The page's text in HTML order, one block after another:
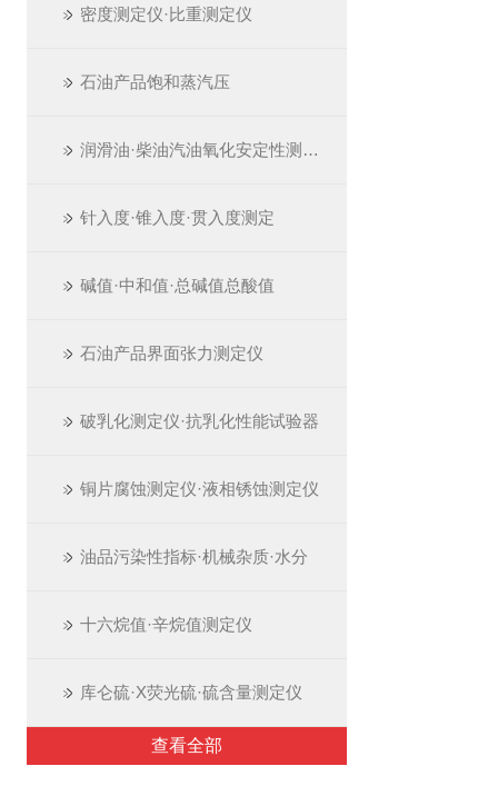
密度测定仪·比重测定仪
石油产品饱和蒸汽压
润滑油·柴油汽油氧化安定性测定仪
针入度·锥入度·贯入度测定
碱值·中和值·总碱值总酸值
石油产品界面张力测定仪
破乳化测定仪·抗乳化性能试验器
铜片腐蚀测定仪·液相锈蚀测定仪
油品污染性指标·机械杂质·水分
十六烷值·辛烷值测定仪
库仑硫·X荧光硫·硫含量测定仪
查看全部